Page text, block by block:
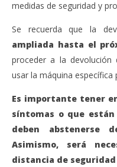
medidas de seguridad y
Se recuerda que la
ampliada hasta el
proceder a la devolución
usar la máquina específica
Es importante tener
síntomas o que están
deben abstenerse
Asimismo, será
distancia de